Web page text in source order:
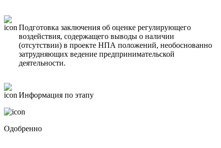
Подготовка заключения об оценке регулирующего
воздействия, содержащего выводы о наличии
(отсутствии) в проекте НПА положений, необоснованно
затрудняющих ведение предпринимательской
деятельности.
Информация по этапу
Одобренно